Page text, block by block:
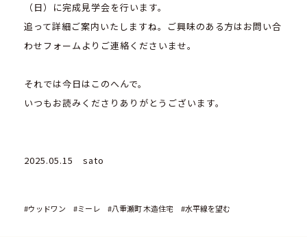
（日）に完成見学会を行います。
追って詳細ご案内いたしますね。ご興味のある方はお問い合
わせフォームよりご連絡くださいませ。
それでは今日はこのへんで。
いつもお読みくださりありがとうございます。
2025.05.15 sato
#ウッドワン #ミーレ #八重瀬町 木造住宅 #水平線を望む